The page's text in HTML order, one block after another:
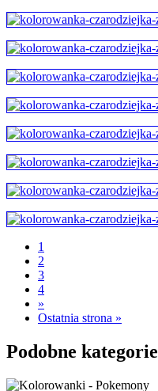
1
2
3
4
»
Ostatnia strona »
Podobne kategorie